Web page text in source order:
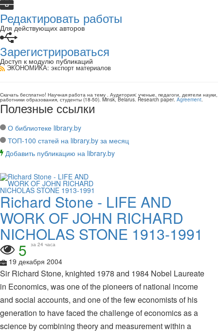
Редактировать работы
Для действующих авторов
Зарегистрироваться
Доступ к модулю публикаций
ЭКОНОМИКА: экспорт материалов
Скачать бесплатно! Научная работа на тему . Аудитория: ученые, педагоги, деятели науки,
работники образования, студенты (18-50). Minsk, Belarus. Research paper. Agreement.
Полезные ссылки
О библиотеке library.by
ТОП-100 статей на library.by за месяц
Добавить публикацию на library.by
Richard Stone - LIFE AND
WORK OF JOHN RICHARD
NICHOLAS STONE 1913-1991
5 за 24 часа
19 декабря 2004
Sir Richard Stone, knighted 1978 and 1984 Nobel Laureate
in Economics, was one of the pioneers of national income
and social accounts, and one of the few economists of his
generation to have faced the challenge of economics as a
science by combining theory and measurement within a